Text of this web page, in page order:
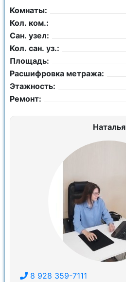
Комнаты:
Кол. ком.:
Сан. узел:
Кол. сан. уз.:
Площадь:
Расшифровка метража:
Этажность:
Ремонт:
Наталья
8 928 359-7111